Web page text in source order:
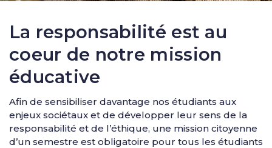
La responsabilité est au
coeur de notre mission
éducative
Afin de sensibiliser davantage nos étudiants aux
enjeux sociétaux et de développer leur sens de la
responsabilité et de l’éthique, une mission citoyenne
d’un semestre est obligatoire pour tous les étudiants